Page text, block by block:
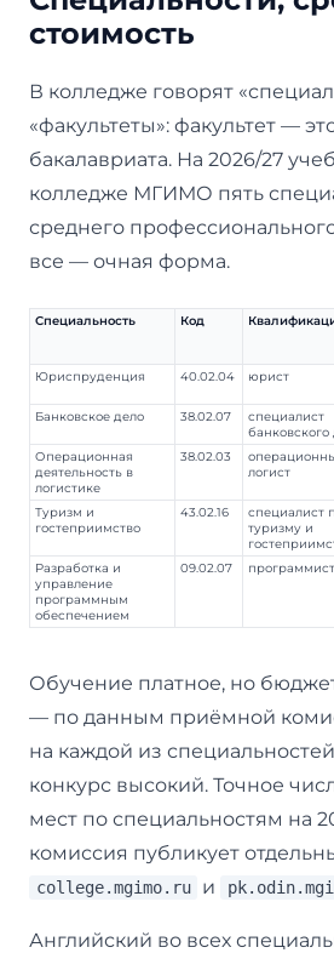
стоимость
В колледже говорят
«факультеты»: факультет —
бакалавриата. На 2026/27
колледже МГИМО пять
среднего
все — очная форма.
Специальность Код
Юриспруденция
40.02.04 юрист
Банковское дело 38.02.07
специалист
банковского
Операционная
деятельность в
логистике
38.02.03
логист
Туризм и
гостеприимство
43.02.16
специалист
туризму и
Разработка и
управление
программным
обеспечением
09.02.07 программист
Обучение платное, но
— по данным приёмной
на каждой из
конкурс высокий. Точное
мест по специальностям на
комиссия публикует
college.mgimo.ru и
Английский во всех